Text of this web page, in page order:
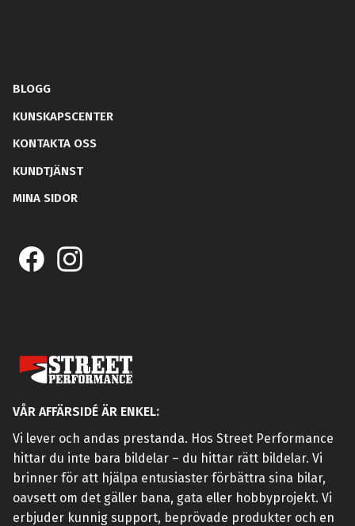
BLOGG
KUNSKAPSCENTER
KONTAKTA OSS
KUNDTJÄNST
MINA SIDOR
VÅR AFFÄRSIDÉ ÄR ENKEL:
Vi lever och andas prestanda. Hos Street Performance
hittar du inte bara bildelar – du hittar rätt bildelar. Vi
brinner för att hjälpa entusiaster förbättra sina bilar,
oavsett om det gäller bana, gata eller hobbyprojekt. Vi
erbjuder kunnig support, beprövade produkter och en